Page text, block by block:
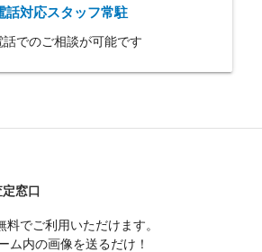
話対応スタッフ常駐
話でのご相談が可能です
窓口
でご利用いただけます。
ム内の画像を送るだけ！